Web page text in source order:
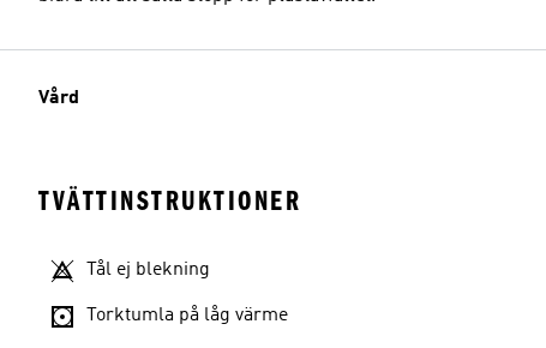
Vård
TVÄTTINSTRUKTIONER
Tål ej blekning
Torktumla på låg värme